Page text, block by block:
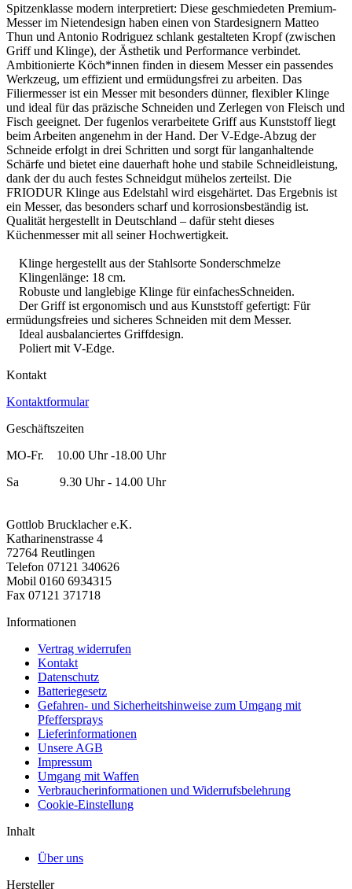
Spitzenklasse modern interpretiert: Diese geschmiedeten Premium-
Messer im Nietendesign haben einen von Stardesignern Matteo
Thun und Antonio Rodriguez schlank gestalteten Kropf (zwischen
Griff und Klinge), der Ästhetik und Performance verbindet.
Ambitionierte Köch*innen finden in diesem Messer ein passendes
Werkzeug, um effizient und ermüdungsfrei zu arbeiten. Das
Filiermesser ist ein Messer mit besonders dünner, flexibler Klinge
und ideal für das präzische Schneiden und Zerlegen von Fleisch und
Fisch geeignet. Der fugenlos verarbeitete Griff aus Kunststoff liegt
beim Arbeiten angenehm in der Hand. Der V-Edge-Abzug der
Schneide erfolgt in drei Schritten und sorgt für langanhaltende
Schärfe und bietet eine dauerhaft hohe und stabile Schneidleistung,
dank der du auch festes Schneidgut mühelos zerteilst. Die
FRIODUR Klinge aus Edelstahl wird eisgehärtet. Das Ergebnis ist
ein Messer, das besonders scharf und korrosionsbeständig ist.
Qualität hergestellt in Deutschland – dafür steht dieses
Küchenmesser mit all seiner Hochwertigkeit.
Klinge hergestellt aus der Stahlsorte Sonderschmelze
Klingenlänge: 18 cm.
Robuste und langlebige Klinge für einfachesSchneiden.
Der Griff ist ergonomisch und aus Kunststoff gefertigt: Für
ermüdungsfreies und sicheres Schneiden mit dem Messer.
Ideal ausbalanciertes Griffdesign.
Poliert mit V-Edge.
Kontakt
Kontaktformular
Geschäftszeiten
MO-Fr. 10.00 Uhr -18.00 Uhr
Sa 9.30 Uhr - 14.00 Uhr
Gottlob Brucklacher e.K.
Katharinenstrasse 4
72764 Reutlingen
Telefon 07121 340626
Mobil 0160 6934315
Fax 07121 371718
Informationen
Vertrag widerrufen
Kontakt
Datenschutz
Batteriegesetz
Gefahren- und Sicherheitshinweise zum Umgang mit
Pfeffersprays
Lieferinformationen
Unsere AGB
Impressum
Umgang mit Waffen
Verbraucherinformationen und Widerrufsbelehrung
Cookie-Einstellung
Inhalt
Über uns
Hersteller